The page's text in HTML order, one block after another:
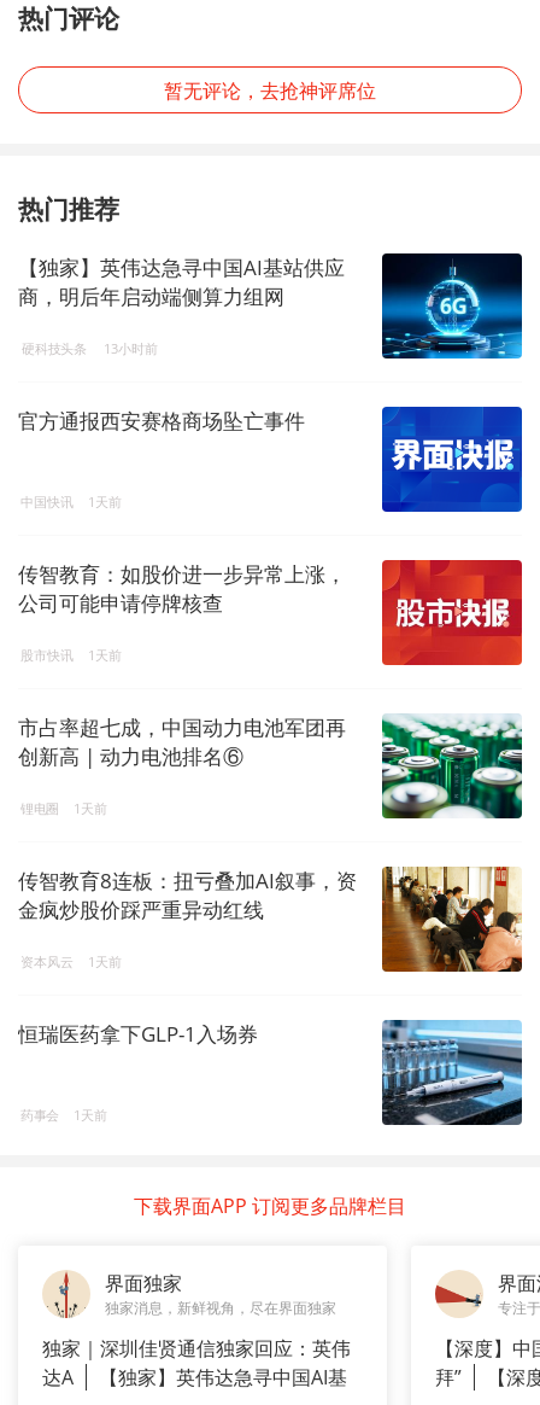
热门评论
暂无评论，去抢神评席位
热门推荐
【独家】英伟达急寻中国AI基站供应
商，明后年启动端侧算力组网
硬科技头条 13小时前
官方通报西安赛格商场坠亡事件
中国快讯 1天前
传智教育：如股价进一步异常上涨，
公司可能申请停牌核查
股市快讯 1天前
市占率超七成，中国动力电池军团再
创新高 | 动力电池排名⑥
锂电圈 1天前
传智教育8连板：扭亏叠加AI叙事，资
金疯炒股价踩严重异动红线
资本风云 1天前
恒瑞医药拿下GLP-1入场券
药事会 1天前
下载界面APP 订阅更多品牌栏目
界面独家
独家消息，新鲜视角，尽在界面独家
独家｜深圳佳贤通信独家回应：英伟
达A
【独家】英伟达急寻中国AI基
界
专注
【深度】
拜”
【